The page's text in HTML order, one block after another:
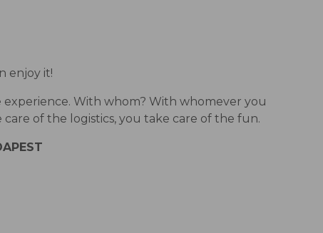
enjoy it!
With whom? With whomever you
of the logistics, you take care of the fun.